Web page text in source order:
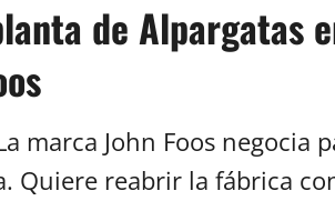
de Alpargatas
marca John Foos negocia
Quiere reabrir la fábrica